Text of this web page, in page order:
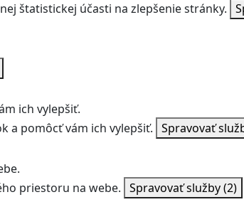
štatistickej účasti na zlepšenie stránky.
ich vylepšiť.
a pomôcť vám ich vylepšiť. Spravovať
priestoru na webe. Spravovať služby(2)